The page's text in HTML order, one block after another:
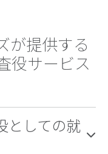
が提供する
役サービス
としての就